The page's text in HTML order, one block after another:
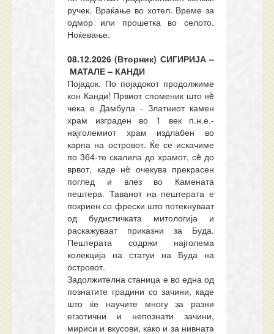
ручек. Враќање во хотел. Време за
одмор или прошетка во селото.
Ноќевање.
08.12.2026 (Вторник) СИГИРИЈА –
МАТАЛЕ – КАНДИ
Појадок. По појадокот продолжиме
кон Канди! Првиот споменик што нè
чека е Дамбула - Златниот камен
храм изграден во 1 век п.н.е.-
најголемиот храм издлабен во
карпа на островот. Ќе се искачиме
по 364-те скалила до храмот, сè до
врвот, каде нè очекува прекрасен
поглед и влез во Камената
пештера. Таванот на пештерата е
покриен со фрески што потекнуваат
од будистичката митологија и
раскажуваат приказни за Буда.
Пештерата содржи најголема
колекција на статуи на Буда на
островот.
Задолжителна станица е во една од
познатите градини со зачини, каде
што ќе научите многу за разни
егзотични и непознати зачини,
мириси и вкусови, како и за нивната